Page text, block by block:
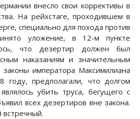
внесло свои коррективы в
На рейхстаге, проходившем в
специально для похода против
уложение, в 12-м пункте
что дезертир должен был
наказаниям и значительным
императора Максимилиана
году, предполагали, что долгом
убить труса, бегущего с
всех дезертиров вне закона.